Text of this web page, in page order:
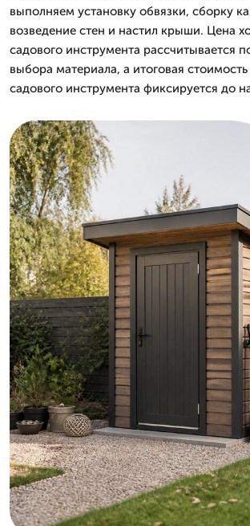
выполняем установку обвязки, сборку
возведение стен и настил крыши. Цена
садового инструмента рассчитывается
выбора материала, а итоговая стоимость
садового инструмента фиксируется до